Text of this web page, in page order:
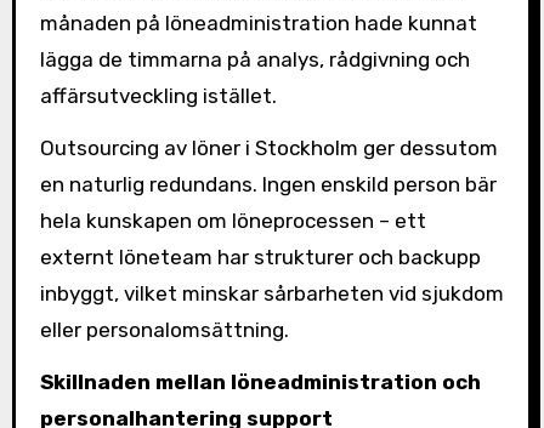
månaden på löneadministration hade kunnat
lägga de timmarna på analys, rådgivning och
affärsutveckling istället.
Outsourcing av löner i Stockholm ger dessutom
en naturlig redundans. Ingen enskild person bär
hela kunskapen om löneprocessen – ett
externt löneteam har strukturer och backupp
inbyggt, vilket minskar sårbarheten vid sjukdom
eller personalomsättning.
Skillnaden mellan löneadministration och
personalhantering support